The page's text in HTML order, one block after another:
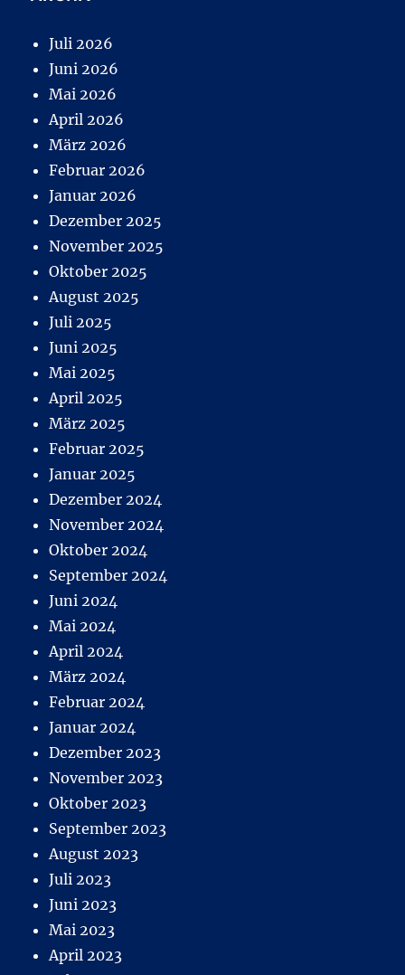
Juli 2026
Juni 2026
Mai 2026
April 2026
März 2026
Februar 2026
Januar 2026
Dezember 2025
November 2025
Oktober 2025
August 2025
Juli 2025
Juni 2025
Mai 2025
April 2025
März 2025
Februar 2025
Januar 2025
Dezember 2024
November 2024
Oktober 2024
September 2024
Juni 2024
Mai 2024
April 2024
März 2024
Februar 2024
Januar 2024
Dezember 2023
November 2023
Oktober 2023
September 2023
August 2023
Juli 2023
Juni 2023
Mai 2023
April 2023